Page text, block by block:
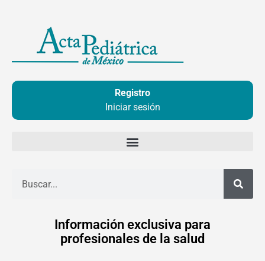
contenido
Registro
Iniciar sesión
Información exclusiva para
profesionales de la salud